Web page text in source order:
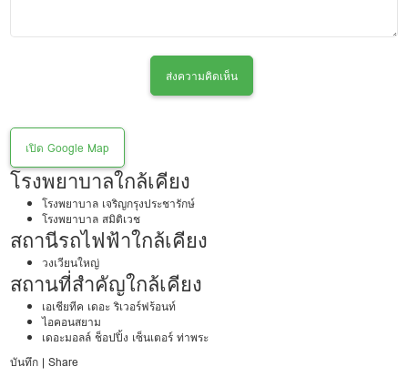
ส่งความคิดเห็น
เปิด Google Map
โรงพยาบาลใกล้เคียง
โรงพยาบาล เจริญกรุงประชารักษ์
โรงพยาบาล สมิติเวช
สถานีรถไฟฟ้าใกล้เคียง
วงเวียนใหญ่
สถานที่สำคัญใกล้เคียง
เอเชียทีค เดอะ ริเวอร์ฟร้อนท์
ไอคอนสยาม
เดอะมอลล์ ช็อปปิ้ง เซ็นเตอร์ ท่าพระ
บันทึก | Share